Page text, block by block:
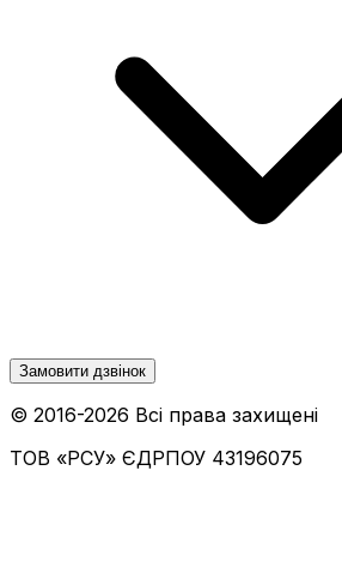
Замовити дзвінок
© 2016-2026 Всі права захищені
ТОВ «РСУ» ЄДРПОУ 43196075